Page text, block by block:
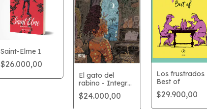
Saint-Elme 1
$26.000,00
El gato del
rabino - Integral
vol. 3
$24.000,00
Los frustrados
Best of
$29.900,00